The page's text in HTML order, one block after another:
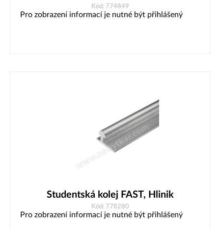
Kód: 774849
Pro zobrazení informací je nutné být přihlášený
Studentská kolej FAST, Hlinik
Kód: 778280
Pro zobrazení informací je nutné být přihlášený